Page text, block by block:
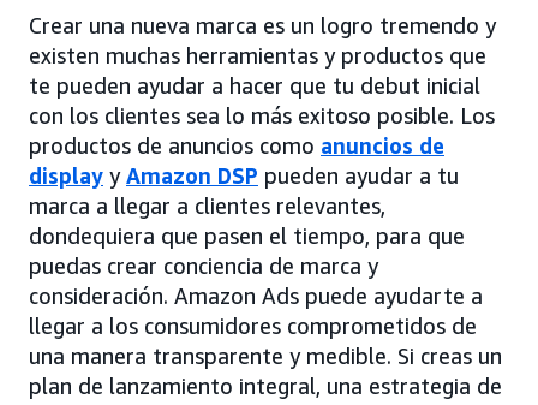
Crear una nueva marca es un logro tremendo y
existen muchas herramientas y productos que
te pueden ayudar a hacer que tu debut inicial
con los clientes sea lo más exitoso posible. Los
productos de anuncios como anuncios de
display yAmazon DSP pueden ayudar a tu
marca a llegar a clientes relevantes,
dondequiera que pasen el tiempo, para que
puedas crear conciencia de marca y
consideración. Amazon Ads puede ayudarte a
llegar a los consumidores comprometidos de
una manera transparente y medible. Si creas un
plan de lanzamiento integral, una estrategia de